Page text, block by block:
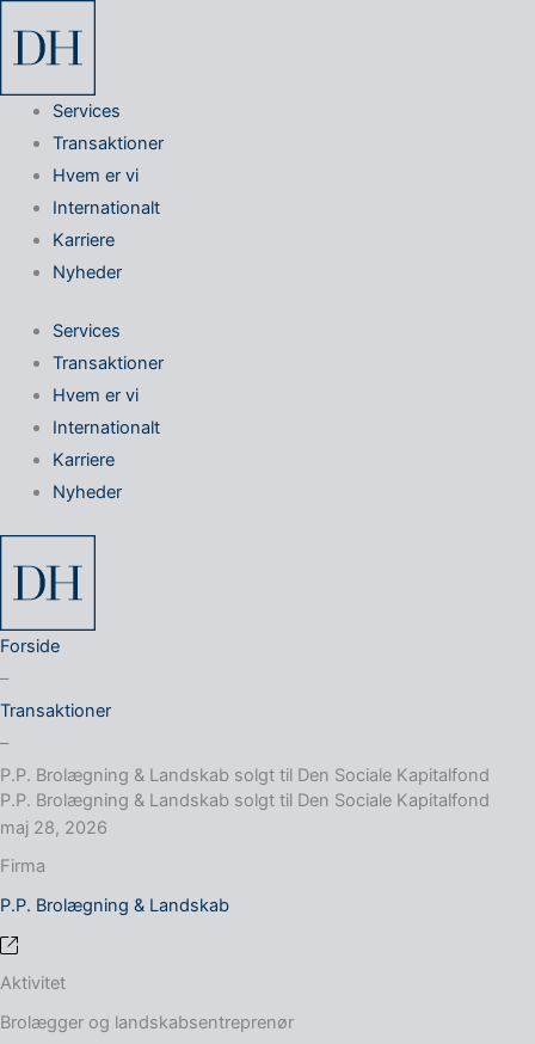
Services
Transaktioner
Hvem er vi
Internationalt
Karriere
Nyheder
Services
Transaktioner
Hvem er vi
Internationalt
Karriere
Nyheder
Forside
–
Transaktioner
–
P.P. Brolægning & Landskab solgt til Den Sociale Kapitalfond
P.P. Brolægning & Landskab solgt til Den Sociale Kapitalfond
maj 28, 2026
Firma
P.P. Brolægning & Landskab
Aktivitet
Brolægger og landskabsentreprenør